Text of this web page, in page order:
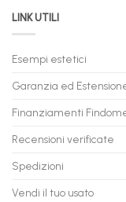
anche
a
in
con
LINK UTILI
Esempi estetici
Garanzia ed
Finanziamenti
Recensioni verificate
Spedizioni
Vendi il tuo usato